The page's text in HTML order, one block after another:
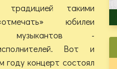
такими
юбилеи
музыкантов -
Вот и
году концерт состоял